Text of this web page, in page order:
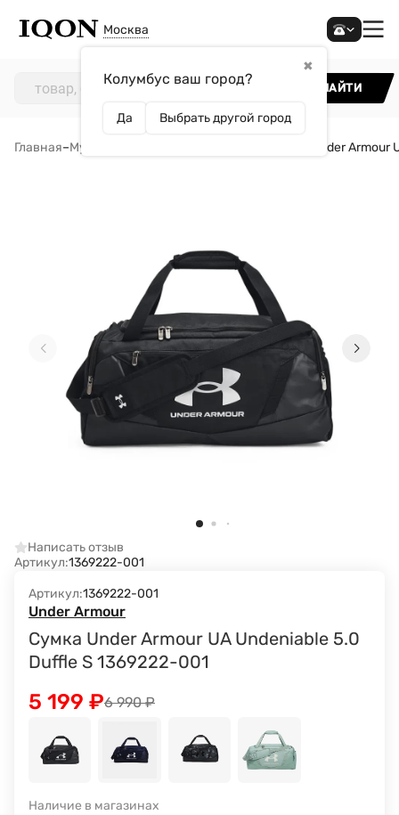
Москва
✖
Колумбус ваш город?
Да Выбрать другой город
НАЙТИ
Главная–Мужчинам Сумка Under Armour
Написать отзыв
Артикул:1369222-001
Артикул:1369222-001
Under Armour
Сумка Under Armour UA Undeniable 5.0
Duffle S 1369222-001
6 990₽
5 199 ₽
Наличие в магазинах